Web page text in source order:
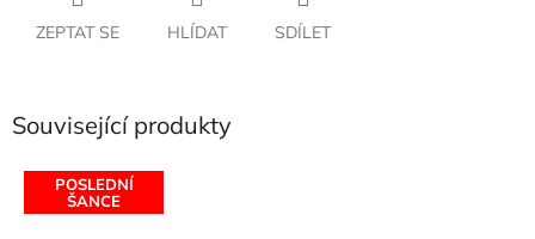
ZEPTAT SE HLÍDAT SDÍLET
Související produkty
POSLEDNÍ
ŠANCE